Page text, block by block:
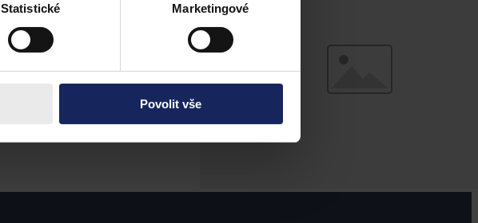
Statistické Marketingové
Povolit vše